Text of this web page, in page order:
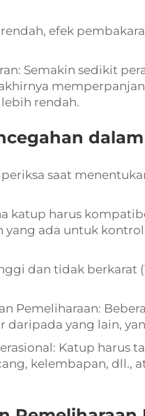
efek
Semakin sedikit
rendah.
saat
katup harus
yang ada untuk
dan tidak berkarat
Pemeliharaan:
daripada yang lain,
Katup harus
kelembapan, dll.,